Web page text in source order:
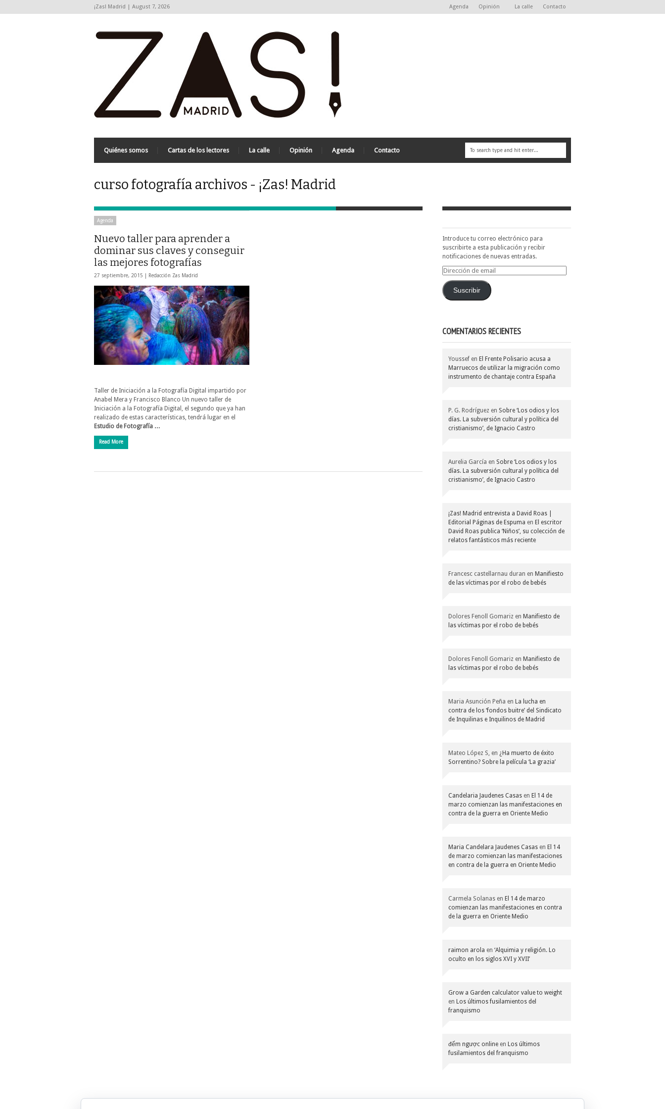
¡Zas! Madrid | August 7, 2026 Agenda Opinión La calle Contacto
Quiénes somos Cartas de los lectores La calle Opinión Agenda Contacto
curso fotografía archivos - ¡Zas! Madrid
Agenda
Nuevo taller para aprender a
dominar sus claves y conseguir
las mejores fotografías
27 septiembre, 2015 | Redacción Zas Madrid
Taller de Iniciación a la Fotografía Digital impartido por
Anabel Mera y Francisco Blanco Un nuevo taller de
Iniciación a la Fotografía Digital, el segundo que ya han
realizado de estas características, tendrá lugar en el
Estudio de Fotografía …
Read More
Introduce tu correo electrónico para
suscribirte a esta publicación y recibir
notificaciones de nuevas entradas.
Dirección
emailSuscribir
COMENTARIOS RECIENTES
Youssef en El Frente Polisario acusa a
Marruecos de utilizar la migración como
instrumento de chantaje contra España
P. G. Rodríguez en Sobre ‘Los odios y los
días. La subversión cultural y política del
cristianismo’, de Ignacio Castro
Aurelia García en Sobre ‘Los odios y los
días. La subversión cultural y política del
cristianismo’, de Ignacio Castro
¡Zas! Madrid entrevista a David Roas |
Editorial Páginas de Espuma en El escritor
David Roas publica ‘Niños’, su colección de
relatos fantásticos más reciente
Francesc castellarnau duran en Manifiesto
de las víctimas por el robo de bebés
Dolores Fenoll Gomariz en Manifiesto de
las víctimas por el robo de bebés
Dolores Fenoll Gomariz en Manifiesto de
las víctimas por el robo de bebés
Maria Asunción Peña en La lucha en
contra de los ‘fondos buitre’ del Sindicato
de Inquilinas e Inquilinos de Madrid
Mateo López S, en ¿Ha muerto de éxito
Sorrentino? Sobre la película ‘La grazia’
Candelaria Jaudenes Casas en El 14 de
marzo comienzan las manifestaciones en
contra de la guerra en Oriente Medio
Maria Candelara Jaudenes Casas en El 14
de marzo comienzan las manifestaciones
en contra de la guerra en Oriente Medio
Carmela Solanas en El 14 de marzo
comienzan las manifestaciones en contra
de la guerra en Oriente Medio
raimon arola en ‘Alquimia y religión. Lo
oculto en los siglos XVI y XVII’
Grow a Garden calculator value to weight
en Los últimos fusilamientos del
franquismo
đếm ngược online en Los últimos
fusilamientos del franquismo